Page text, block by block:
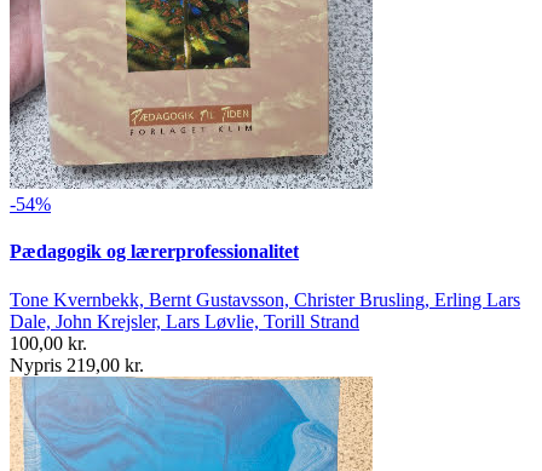
-54%
Pædagogik og lærerprofessionalitet
Tone Kvernbekk, Bernt Gustavsson, Christer Brusling, Erling Lars
Dale, John Krejsler, Lars Løvlie, Torill Strand
100,00 kr.
Nypris 219,00 kr.